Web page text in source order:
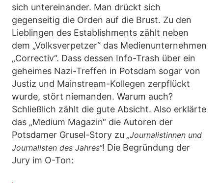
sich untereinander. Man drückt sich
gegenseitig die Orden auf die Brust. Zu den
Lieblingen des Establishments zählt neben
dem „Volksverpetzer“ das Medienunternehmen
„Correctiv“. Dass dessen Info-Trash über ein
geheimes Nazi-Treffen in Potsdam sogar von
Justiz und Mainstream-Kollegen zerpflückt
wurde, stört niemanden. Warum auch?
Schließlich zählt die gute Absicht. Also erklärte
das „Medium Magazin“ die Autoren der
Potsdamer Grusel-Story zu „Journalistinnen und
Journalisten des Jahres“! Die Begründung der
Jury im O-Ton: